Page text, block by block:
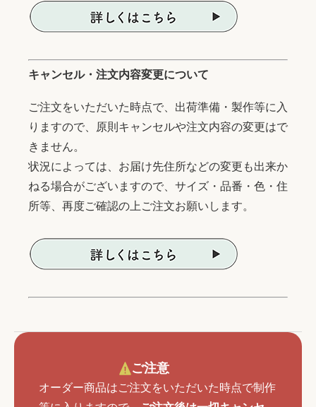
キャンセル・注文内容変更について
ご注文をいただいた時点で、出荷準備・製作等に入
りますので、原則キャンセルや注文内容の変更はで
きません。
状況によっては、お届け先住所などの変更も出来か
ねる場合がございますので、サイズ・品番・色・住
所等、再度ご確認の上ご注文お願いします。
ご注意
オーダー商品はご注文をいただいた時点で制作